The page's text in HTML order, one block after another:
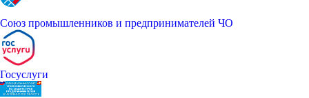
Союз промышленников и предпринимателей ЧО
Госуслуги